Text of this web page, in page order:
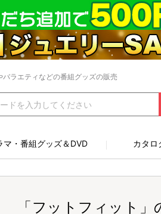
ラエティなどの番組グッズの販売
マ・番組グッズ＆DVD カタロ
「フットフィット